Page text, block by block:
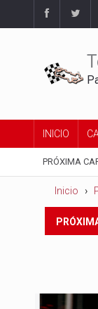
INICIO
PRÓXIMA
Inicio